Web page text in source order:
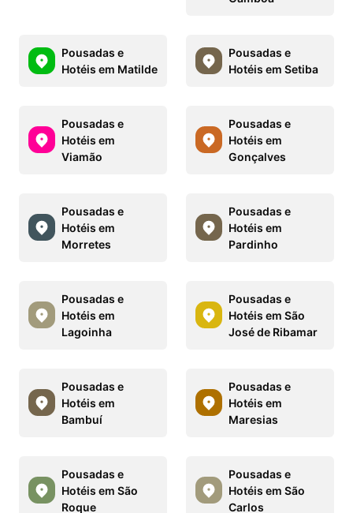
Pousadas e
Hotéis em Matilde
Pousadas e
Hotéis em Setiba
Pousadas e
Hotéis em
Viamão
Pousadas e
Hotéis em
Gonçalves
Pousadas e
Hotéis em
Morretes
Pousadas e
Hotéis em
Pardinho
Pousadas e
Hotéis em
Lagoinha
Pousadas e
Hotéis em São
José de Ribamar
Pousadas e
Hotéis em
Bambuí
Pousadas e
Hotéis em
Maresias
Pousadas e
Hotéis em São
Roque
Pousadas e
Hotéis em São
Carlos